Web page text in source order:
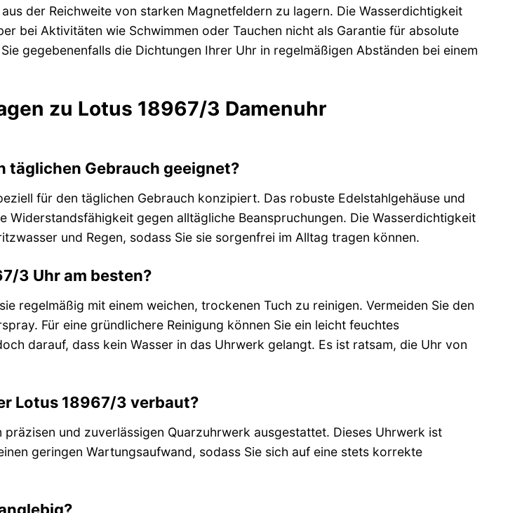
der Reichweite von starken Magnetfeldern zu lagern. Die Wasserdichtigkeit
bei Aktivitäten wie Schwimmen oder Tauchen nicht als Garantie für absolute
gegebenenfalls die Dichtungen Ihrer Uhr in regelmäßigen Abständen bei einem
zu Lotus 18967/3 Damenuhr
täglichen Gebrauch geeignet?
für den täglichen Gebrauch konzipiert. Das robuste Edelstahlgehäuse und
Widerstandsfähigkeit gegen alltägliche Beanspruchungen. Die Wasserdichtigkeit
und Regen, sodass Sie sie sorgenfrei im Alltag tragen können.
3 Uhr am besten?
regelmäßig mit einem weichen, trockenen Tuch zu reinigen. Vermeiden Sie den
Für eine gründlichere Reinigung können Sie ein leicht feuchtes
darauf, dass kein Wasser in das Uhrwerk gelangt. Es ist ratsam, die Uhr von
Lotus 18967/3 verbaut?
und zuverlässigen Quarzuhrwerk ausgestattet. Dieses Uhrwerk ist
geringen Wartungsaufwand, sodass Sie sich auf eine stets korrekte